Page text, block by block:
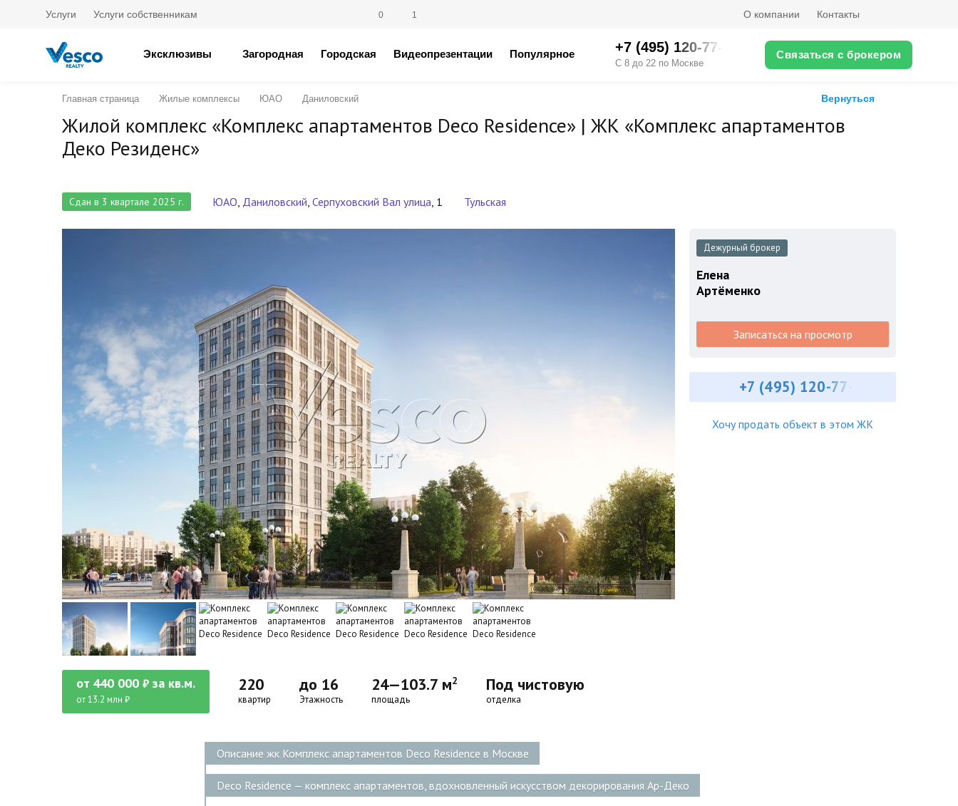
Услуги Услуги собственникам 0 1 О компании Контакты
Эксклюзивы Загородная Городская Видеопрезентации Популярное +7 (495) ‎120-77-XX
С 8 до 22 по Москве
Связаться с брокером
Главная страница Жилые комплексы ЮАО Даниловский Вернуться
Жилой комплекс «Комплекс апартаментов Deco Residence» | ЖК «Комплекс апартаментов
Деко Резиденс»
Сдан в 3 квартале 2025 г. ЮАО, Даниловский, Серпуховский Вал улица, 1 Тульская
от 440 000 ₽ за кв.м.
от 13.2 млн ₽
220
квартир
до 16
Этажность
24—103.7 м2
площадь
Под чистовую
отделка
Дежурный брокер
Елена
Артёменко
Записаться на просмотр
+7 (495) ‎120-77-
Хочу продать объект в этом ЖК
Описание жк Комплекс апартаментов Deco Residence в Москве
Deco Residence — комплекс апартаментов, вдохновленный искусством декорирования Ар-Деко